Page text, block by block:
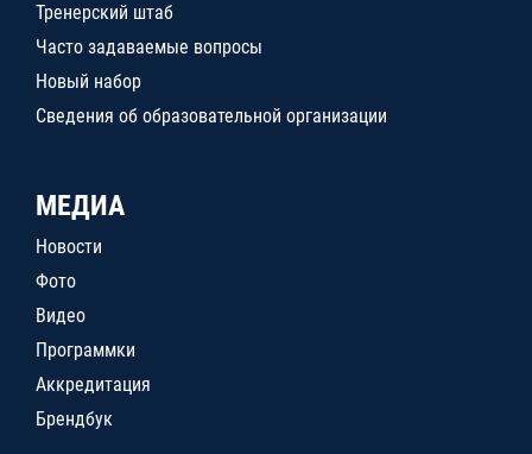
Тренерский штаб
Часто задаваемые вопросы
Новый набор
Сведения об образовательной организации
МЕДИА
Новости
Фото
Видео
Программки
Аккредитация
Брендбук